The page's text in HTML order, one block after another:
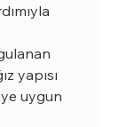
yapısı
uygun